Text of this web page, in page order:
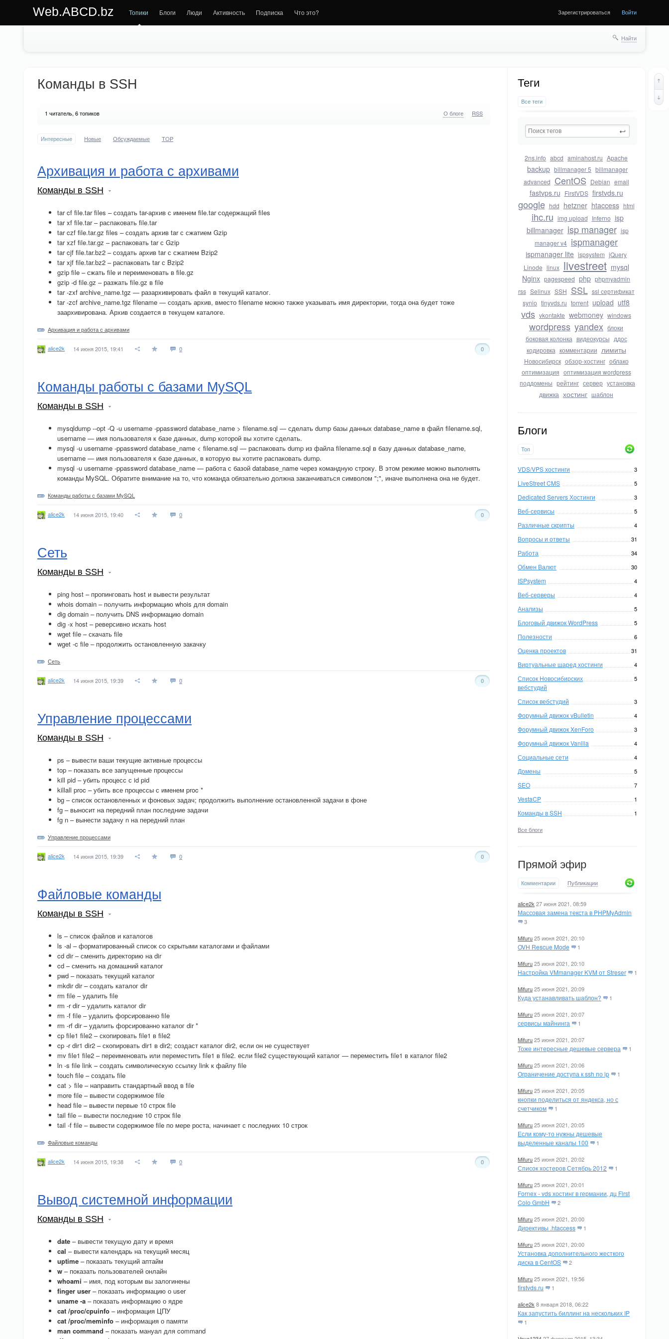
Web.ABCD.bz Топики Блоги Люди Активность Подписка Что это? Зарегистрироваться Войти
Найти
Теги
Все теги
2ns.info abcd aminahost.ru Apache
backup billmanager 5 billmanager
advanced CentOS Debian email
fastvps.ru FirstVDS firstvds.ru
google hdd hetzner htaccess html
ihc.ru img upload Inferno isp
billmanager isp manager isp
manager v4 ispmanager
ispmanager lite ispsystem jQuery
Linode linux livestreet mysql
Nginx pagespeed php phpmyadmin
rss Selinux SSH SSL ssl сертификат
synio tinyvds.ru torrent upload utf8
vds vkontakte webmoney windows
wordpress yandex блоки
боковая колонка видеокурсы ддос
кодировка комментарии лимиты
Новосибирск обзор-хостинг облако
оптимизация оптимизация wordpress
поддомены рейтинг сервер установка
движка хостинг шаблон
Блоги
Топ
VDS/VPS хостинги 3
LiveStreet CMS 5
Dedicated Servers Хостинги 3
Веб-сервисы 5
Различные скрипты 4
Вопросы и ответы 31
Работа 34
Обмен Валют 30
ISPsystem 4
Веб-серверы 4
Анализы 5
Блоговый движок WordPress 5
Полезности 6
Оценка проектов 31
Виртуальные шаред хостинги 4
Список Новосибирских
вебстудий
5
Список вебстудий 3
Форумный движок vBulletin 4
Форумный движок XenForo 3
Форумный движок Vanilla 4
Социальные сети 4
Домены 5
SEO 7
VestaCP 1
Команды в SSH 1
Все блоги
Прямой эфир
Комментарии Публикации
alice2k 27 июня 2021, 08:59
Массовая замена текста в PHPMyAdmin
3
Mifuru25 июня 2021, 20:10
OVH Rescue Mode 1
Mifuru25 июня 2021, 20:10
Настройка VMmanager KVM от Streser 1
Mifuru25 июня 2021, 20:09
Куда устанавливать шаблон? 1
Mifuru25 июня 2021, 20:07
сервисы майнинга 1
Mifuru25 июня 2021, 20:07
Тоже интересные дешевые сервера 1
Mifuru25 июня 2021, 20:06
Ограничение доступа к ssh по ip 1
Mifuru25 июня 2021, 20:05
кнопки поделиться от яндекса, но с
счетчиком
1
Mifuru25 июня 2021, 20:05
Если кому-то нужны дешевые
выделенные каналы 100
1
Mifuru25 июня 2021, 20:02
Список хостеров Сетябрь 2012 1
Mifuru25 июня 2021, 20:01
Fornex - vds хостинг в германии, дц First
Colo GmbH
2
Mifuru25 июня 2021, 20:00
Директивы .htaccess 1
Mifuru25 июня 2021, 20:00
Установка дополнительного жесткого
диска в CentOS
2
Mifuru25 июня 2021, 19:56
firstvds.ru 1
alice2k 8 января 2018, 06:22
Как запустить биллинг на нескольких IP
1
Команды в SSH
1 читатель, 6 топиков О блоге RSS
Интересные Новые Обсуждаемые TOP
Архивация и работа с архивами
Команды в SSH
tar cf file.tar files – создать tar-архив с именем file.tar содержащий files
tar xf file.tar – распаковать file.tar
tar czf file.tar.gz files – создать архив tar с сжатием Gzip
tar xzf file.tar.gz – распаковать tar с Gzip
tar cjf file.tar.bz2 – создать архив tar с сжатием Bzip2
tar xjf file.tar.bz2 – распаковать tar с Bzip2
gzip file – сжать file и переименовать в file.gz
gzip -d file.gz – разжать file.gz в file
tar -zxf archive_name.tgz — разархивировать файл в текущий каталог.
tar -zcf archive_name.tgz filename — создать архив, вместо filename можно также указывать имя директории, тогда она будет тоже
заархивирована. Архив создается в текущем каталоге.
Архивация и работа с архивами
alice2k 14 июня 2015, 19:41 0 0
Команды работы с базами MySQL
Команды в SSH
mysqldump --opt -Q -u username -ppassword database_name > filename.sql — сделать dump базы данных database_name в файл filename.sql,
username — имя пользователя к базе данных, dump которой вы хотите сделать.
mysql -u username -ppassword database_name < filename.sql — распаковать dump из файла filename.sql в базу данных database_name,
username — имя пользователя к базе данных, в которую вы хотите распаковать dump.
mysql -u username -ppassword database_name — работа с базой database_name через командную строку. В этом режиме можно выполнять
команды MySQL. Обратите внимание на то, что команда обязательно должна заканчиваться символом ";", иначе выполнена она не будет.
Команды работы с базами MySQL
alice2k 14 июня 2015, 19:40 0 0
Сеть
Команды в SSH
ping host – пропинговать host и вывести результат
whois domain – получить информацию whois для domain
dig domain – получить DNS информацию domain
dig -x host – реверсивно искать host
wget file – скачать file
wget -c file – продолжить остановленную закачку
Сеть
alice2k 14 июня 2015, 19:39 0 0
Управление процессами
Команды в SSH
ps – вывести ваши текущие активные процессы
top – показать все запущенные процессы
kill pid – убить процесс с id pid
killall proc – убить все процессы с именем proc *
bg – список остановленных и фоновых задач; продолжить выполнение остановленной задачи в фоне
fg – выносит на передний план последние задачи
fg n – вынести задачу n на передний план
Управление процессами
alice2k 14 июня 2015, 19:39 0 0
Файловые команды
Команды в SSH
ls – список файлов и каталогов
ls -al – форматированный список со скрытыми каталогами и файлами
cd dir – сменить директорию на dir
cd – сменить на домашний каталог
pwd – показать текущий каталог
mkdir dir – создать каталог dir
rm file – удалить file
rm -r dir – удалить каталог dir
rm -f file – удалить форсированно file
rm -rf dir – удалить форсированно каталог dir *
cp file1 file2 – скопировать file1 в file2
cp -r dir1 dir2 – скопировать dir1 в dir2; создаст каталог dir2, если он не существует
mv file1 file2 – переименовать или переместить file1 в file2. если file2 существующий каталог — переместить file1 в каталог file2
ln -s file link – создать символическую ссылку link к файлу file
touch file – создать file
cat > file – направить стандартный ввод в file
more file – вывести содержимое file
head file – вывести первые 10 строк file
tail file – вывести последние 10 строк file
tail -f file – вывести содержимое file по мере роста, начинает с последних 10 строк
Файловые команды
alice2k 14 июня 2015, 19:38 0 0
Вывод системной информации
Команды в SSH
date – вывести текущую дату и время
cal – вывести календарь на текущий месяц
uptime – показать текущий аптайм
w – показать пользователей онлайн
whoami – имя, под которым вы залогинены
finger user – показать информацию о user
uname -a – показать информацию о ядре
cat /proc/cpuinfo – информация ЦПУ
cat /proc/meminfo – информация о памяти
man command – показать мануал для command